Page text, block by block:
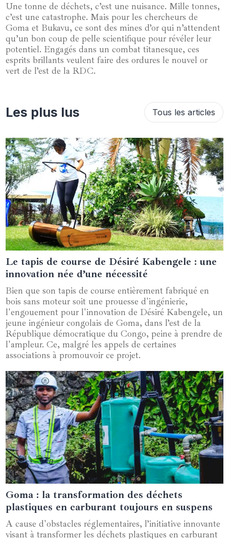
Une tonne de déchets, c’est une nuisance. Mille tonnes,
c’est une catastrophe. Mais pour les chercheurs de
Goma et Bukavu, ce sont des mines d’or qui n’attendent
qu’un bon coup de pelle scientifique pour révéler leur
potentiel. Engagés dans un combat titanesque, ces
esprits brillants veulent faire des ordures le nouvel or
vert de l’est de la RDC.
Les plus lus Tous les articles
13 juillet 2024
Le tapis de course de Désiré Kabengele : une
innovation née d’une nécessité
Bien que son tapis de course entièrement fabriqué en
bois sans moteur soit une prouesse d'ingénierie,
l'engouement pour l'innovation de Désiré Kabengele, un
jeune ingénieur congolais de Goma, dans l’est de la
République démocratique du Congo, peine à prendre de
l'ampleur. Ce, malgré les appels de certaines
associations à promouvoir ce projet.
07 juillet 2024
Goma : la transformation des déchets
plastiques en carburant toujours en suspens
A cause d'obstacles réglementaires, l’initiative innovante
visant à transformer les déchets plastiques en carburant